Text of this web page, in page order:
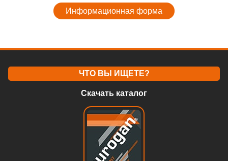
Информационная форма
ЧТО ВЫ ИЩЕТЕ?
Скачать каталог